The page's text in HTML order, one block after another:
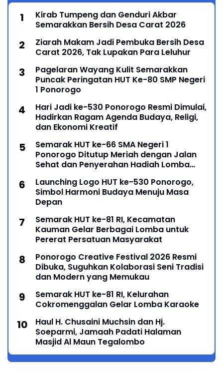
Kirab Tumpeng dan Genduri Akbar
Semarakkan Bersih Desa Carat 2026
Ziarah Makam Jadi Pembuka Bersih Desa
Carat 2026, Tak Lupakan Para Leluhur
Pagelaran Wayang Kulit Semarakkan
Puncak Peringatan HUT Ke-80 SMP Negeri
1 Ponorogo
Hari Jadi ke-530 Ponorogo Resmi Dimulai,
Hadirkan Ragam Agenda Budaya, Religi,
dan Ekonomi Kreatif
Semarak HUT ke-66 SMA Negeri 1
Ponorogo Ditutup Meriah dengan Jalan
Sehat dan Penyerahan Hadiah Lomba
Launching Logo HUT ke-530 Ponorogo,
Simbol Harmoni Budaya Menuju Masa
Depan
Semarak HUT ke-81 RI, Kecamatan
Kauman Gelar Berbagai Lomba untuk
Pererat Persatuan Masyarakat
Ponorogo Creative Festival 2026 Resmi
Dibuka, Suguhkan Kolaborasi Seni Tradisi
dan Modern yang Memukau
Semarak HUT ke-81 RI, Kelurahan
Cokromenggalan Gelar Lomba Karaoke
Haul H. Chusaini Muchsin dan Hj.
Soeparmi, Jamaah Padati Halaman
Masjid Al Maun Tegalombo